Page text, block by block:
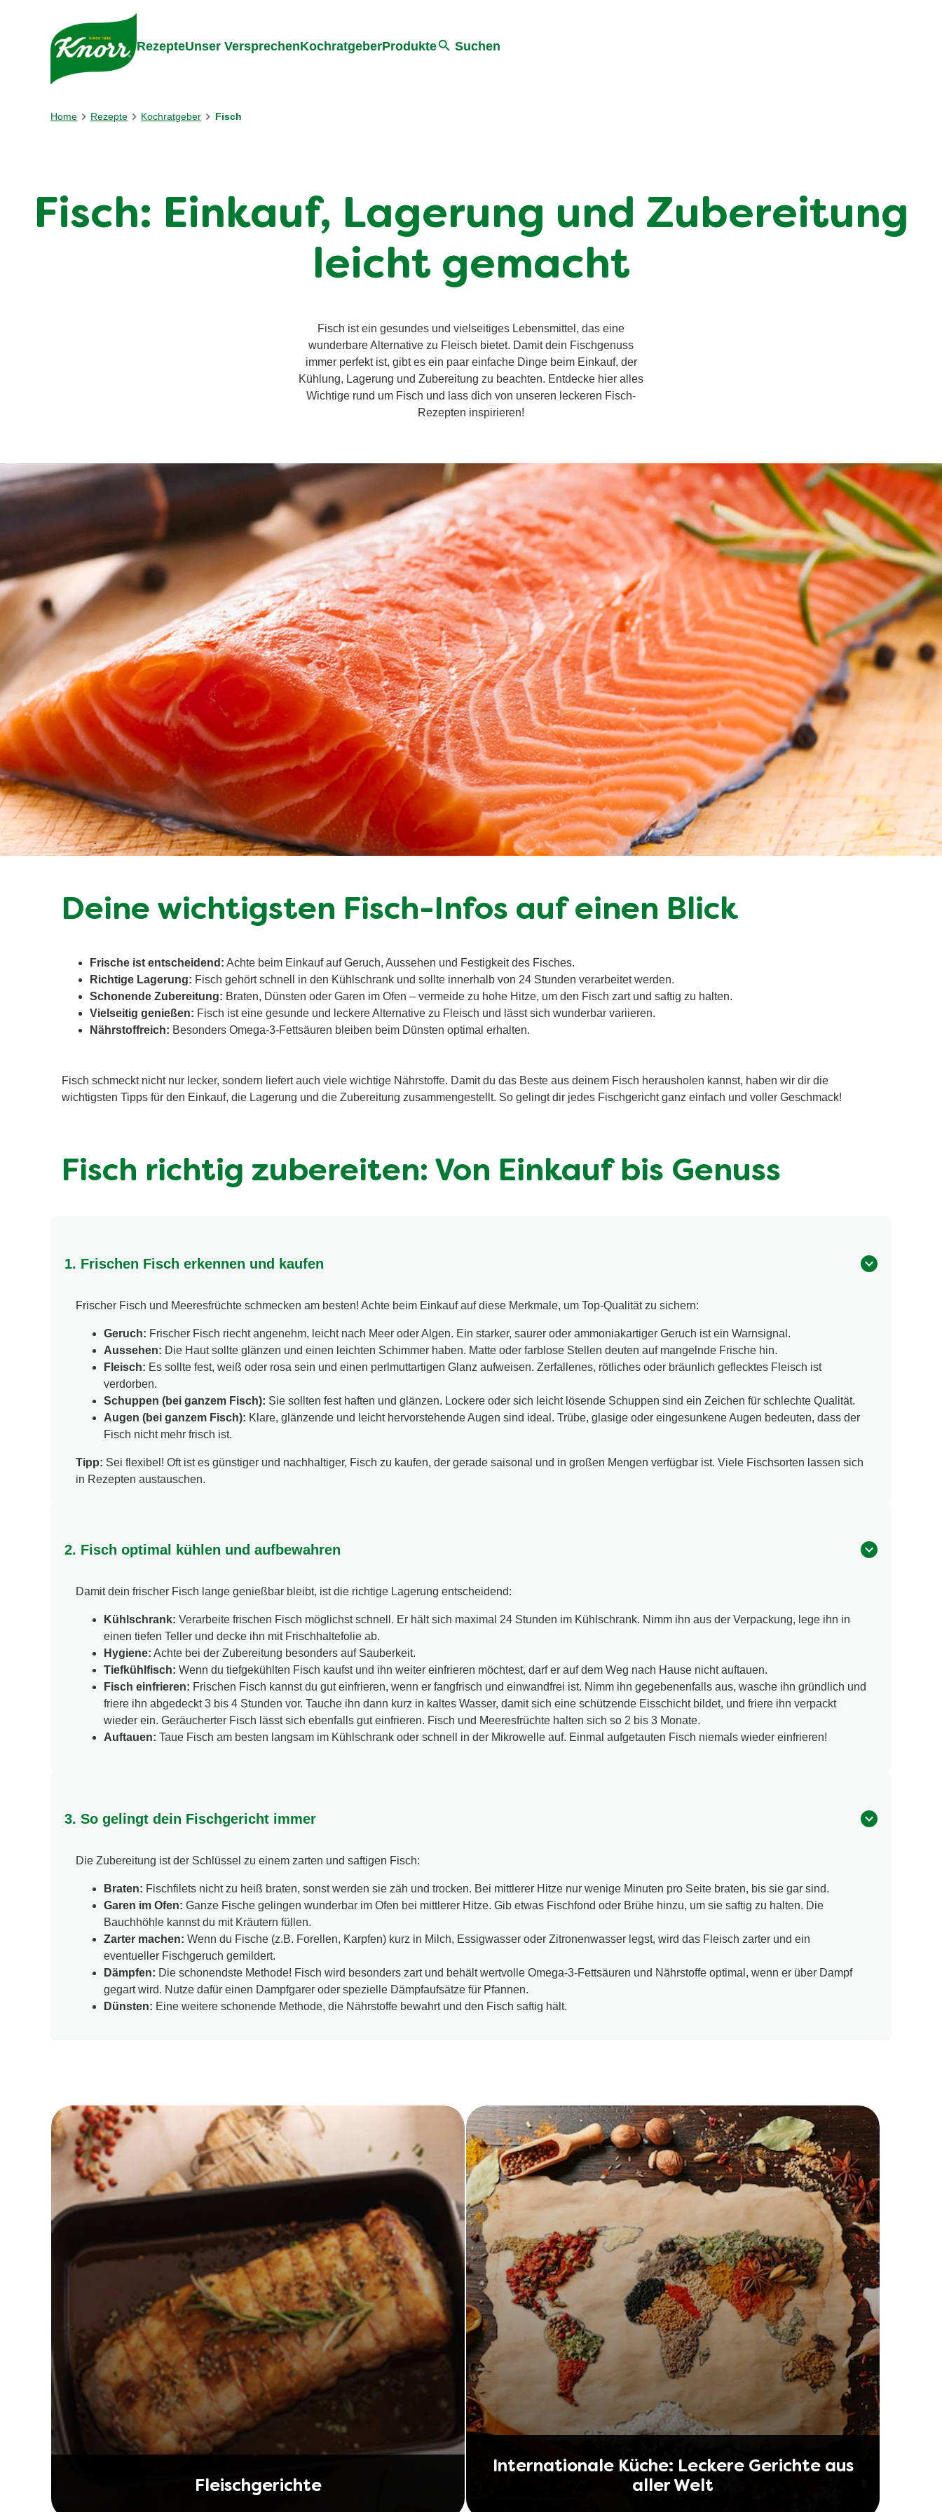
Gehe zu:
RezepteUnser VersprechenKochratgeberProdukte Suchen
Home Rezepte Kochratgeber Fisch
Fisch: Einkauf, Lagerung und Zubereitung
leicht gemacht
Fisch ist ein gesundes und vielseitiges Lebensmittel, das eine
wunderbare Alternative zu Fleisch bietet. Damit dein Fischgenuss
immer perfekt ist, gibt es ein paar einfache Dinge beim Einkauf, der
Kühlung, Lagerung und Zubereitung zu beachten. Entdecke hier alles
Wichtige rund um Fisch und lass dich von unseren leckeren Fisch-
Rezepten inspirieren!
Deine wichtigsten Fisch-Infos auf einen Blick
Frische ist entscheidend: Achte beim Einkauf auf Geruch, Aussehen und Festigkeit des Fisches.
Richtige Lagerung: Fisch gehört schnell in den Kühlschrank und sollte innerhalb von 24 Stunden verarbeitet werden.
Schonende Zubereitung: Braten, Dünsten oder Garen im Ofen – vermeide zu hohe Hitze, um den Fisch zart und saftig zu halten.
Vielseitig genießen: Fisch ist eine gesunde und leckere Alternative zu Fleisch und lässt sich wunderbar variieren.
Nährstoffreich: Besonders Omega-3-Fettsäuren bleiben beim Dünsten optimal erhalten.
Fisch schmeckt nicht nur lecker, sondern liefert auch viele wichtige Nährstoffe. Damit du das Beste aus deinem Fisch herausholen kannst, haben wir dir die
wichtigsten Tipps für den Einkauf, die Lagerung und die Zubereitung zusammengestellt. So gelingt dir jedes Fischgericht ganz einfach und voller Geschmack!
Fisch richtig zubereiten: Von Einkauf bis Genuss
1. Frischen Fisch erkennen und kaufen
Frischer Fisch und Meeresfrüchte schmecken am besten! Achte beim Einkauf auf diese Merkmale, um Top-Qualität zu sichern:
Geruch: Frischer Fisch riecht angenehm, leicht nach Meer oder Algen. Ein starker, saurer oder ammoniakartiger Geruch ist ein Warnsignal.
Aussehen: Die Haut sollte glänzen und einen leichten Schimmer haben. Matte oder farblose Stellen deuten auf mangelnde Frische hin.
Fleisch: Es sollte fest, weiß oder rosa sein und einen perlmuttartigen Glanz aufweisen. Zerfallenes, rötliches oder bräunlich geflecktes Fleisch ist
verdorben.
Schuppen (bei ganzem Fisch): Sie sollten fest haften und glänzen. Lockere oder sich leicht lösende Schuppen sind ein Zeichen für schlechte Qualität.
Augen (bei ganzem Fisch): Klare, glänzende und leicht hervorstehende Augen sind ideal. Trübe, glasige oder eingesunkene Augen bedeuten, dass der
Fisch nicht mehr frisch ist.
Tipp: Sei flexibel! Oft ist es günstiger und nachhaltiger, Fisch zu kaufen, der gerade saisonal und in großen Mengen verfügbar ist. Viele Fischsorten lassen sich
in Rezepten austauschen.
2. Fisch optimal kühlen und aufbewahren
Damit dein frischer Fisch lange genießbar bleibt, ist die richtige Lagerung entscheidend:
Kühlschrank: Verarbeite frischen Fisch möglichst schnell. Er hält sich maximal 24 Stunden im Kühlschrank. Nimm ihn aus der Verpackung, lege ihn in
einen tiefen Teller und decke ihn mit Frischhaltefolie ab.
Hygiene: Achte bei der Zubereitung besonders auf Sauberkeit.
Tiefkühlfisch: Wenn du tiefgekühlten Fisch kaufst und ihn weiter einfrieren möchtest, darf er auf dem Weg nach Hause nicht auftauen.
Fisch einfrieren: Frischen Fisch kannst du gut einfrieren, wenn er fangfrisch und einwandfrei ist. Nimm ihn gegebenenfalls aus, wasche ihn gründlich und
friere ihn abgedeckt 3 bis 4 Stunden vor. Tauche ihn dann kurz in kaltes Wasser, damit sich eine schützende Eisschicht bildet, und friere ihn verpackt
wieder ein. Geräucherter Fisch lässt sich ebenfalls gut einfrieren. Fisch und Meeresfrüchte halten sich so 2 bis 3 Monate.
Auftauen: Taue Fisch am besten langsam im Kühlschrank oder schnell in der Mikrowelle auf. Einmal aufgetauten Fisch niemals wieder einfrieren!
3. So gelingt dein Fischgericht immer
Die Zubereitung ist der Schlüssel zu einem zarten und saftigen Fisch:
Braten: Fischfilets nicht zu heiß braten, sonst werden sie zäh und trocken. Bei mittlerer Hitze nur wenige Minuten pro Seite braten, bis sie gar sind.
Garen im Ofen: Ganze Fische gelingen wunderbar im Ofen bei mittlerer Hitze. Gib etwas Fischfond oder Brühe hinzu, um sie saftig zu halten. Die
Bauchhöhle kannst du mit Kräutern füllen.
Zarter machen: Wenn du Fische (z.B. Forellen, Karpfen) kurz in Milch, Essigwasser oder Zitronenwasser legst, wird das Fleisch zarter und ein
eventueller Fischgeruch gemildert.
Dämpfen: Die schonendste Methode! Fisch wird besonders zart und behält wertvolle Omega-3-Fettsäuren und Nährstoffe optimal, wenn er über Dampf
gegart wird. Nutze dafür einen Dampfgarer oder spezielle Dämpfaufsätze für Pfannen.
Dünsten: Eine weitere schonende Methode, die Nährstoffe bewahrt und den Fisch saftig hält.
Fleischgerichte
Internationale Küche: Leckere Gerichte aus
aller Welt